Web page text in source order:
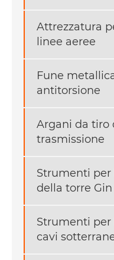
Attrezzatura
linee aeree
Fune
antitorsione
Argani da tiro
trasmissione
Strumenti per
della torre
Strumenti
cavi